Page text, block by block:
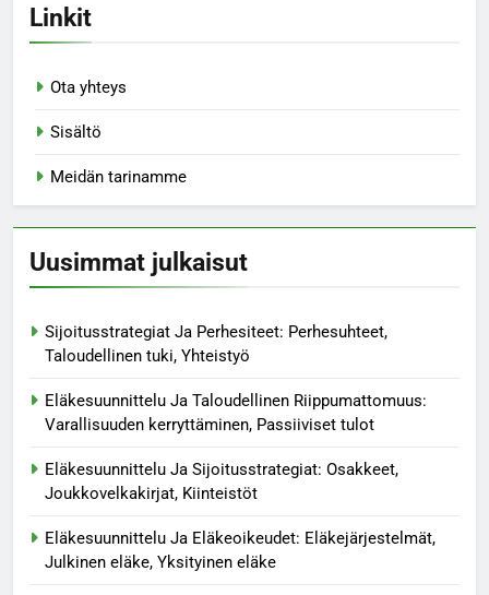
Linkit
Ota yhteys
Sisältö
Meidän tarinamme
Uusimmat julkaisut
Sijoitusstrategiat Ja Perhesiteet: Perhesuhteet,
Taloudellinen tuki, Yhteistyö
Eläkesuunnittelu Ja Taloudellinen Riippumattomuus:
Varallisuuden kerryttäminen, Passiiviset tulot
Eläkesuunnittelu Ja Sijoitusstrategiat: Osakkeet,
Joukkovelkakirjat, Kiinteistöt
Eläkesuunnittelu Ja Eläkeoikeudet: Eläkejärjestelmät,
Julkinen eläke, Yksityinen eläke